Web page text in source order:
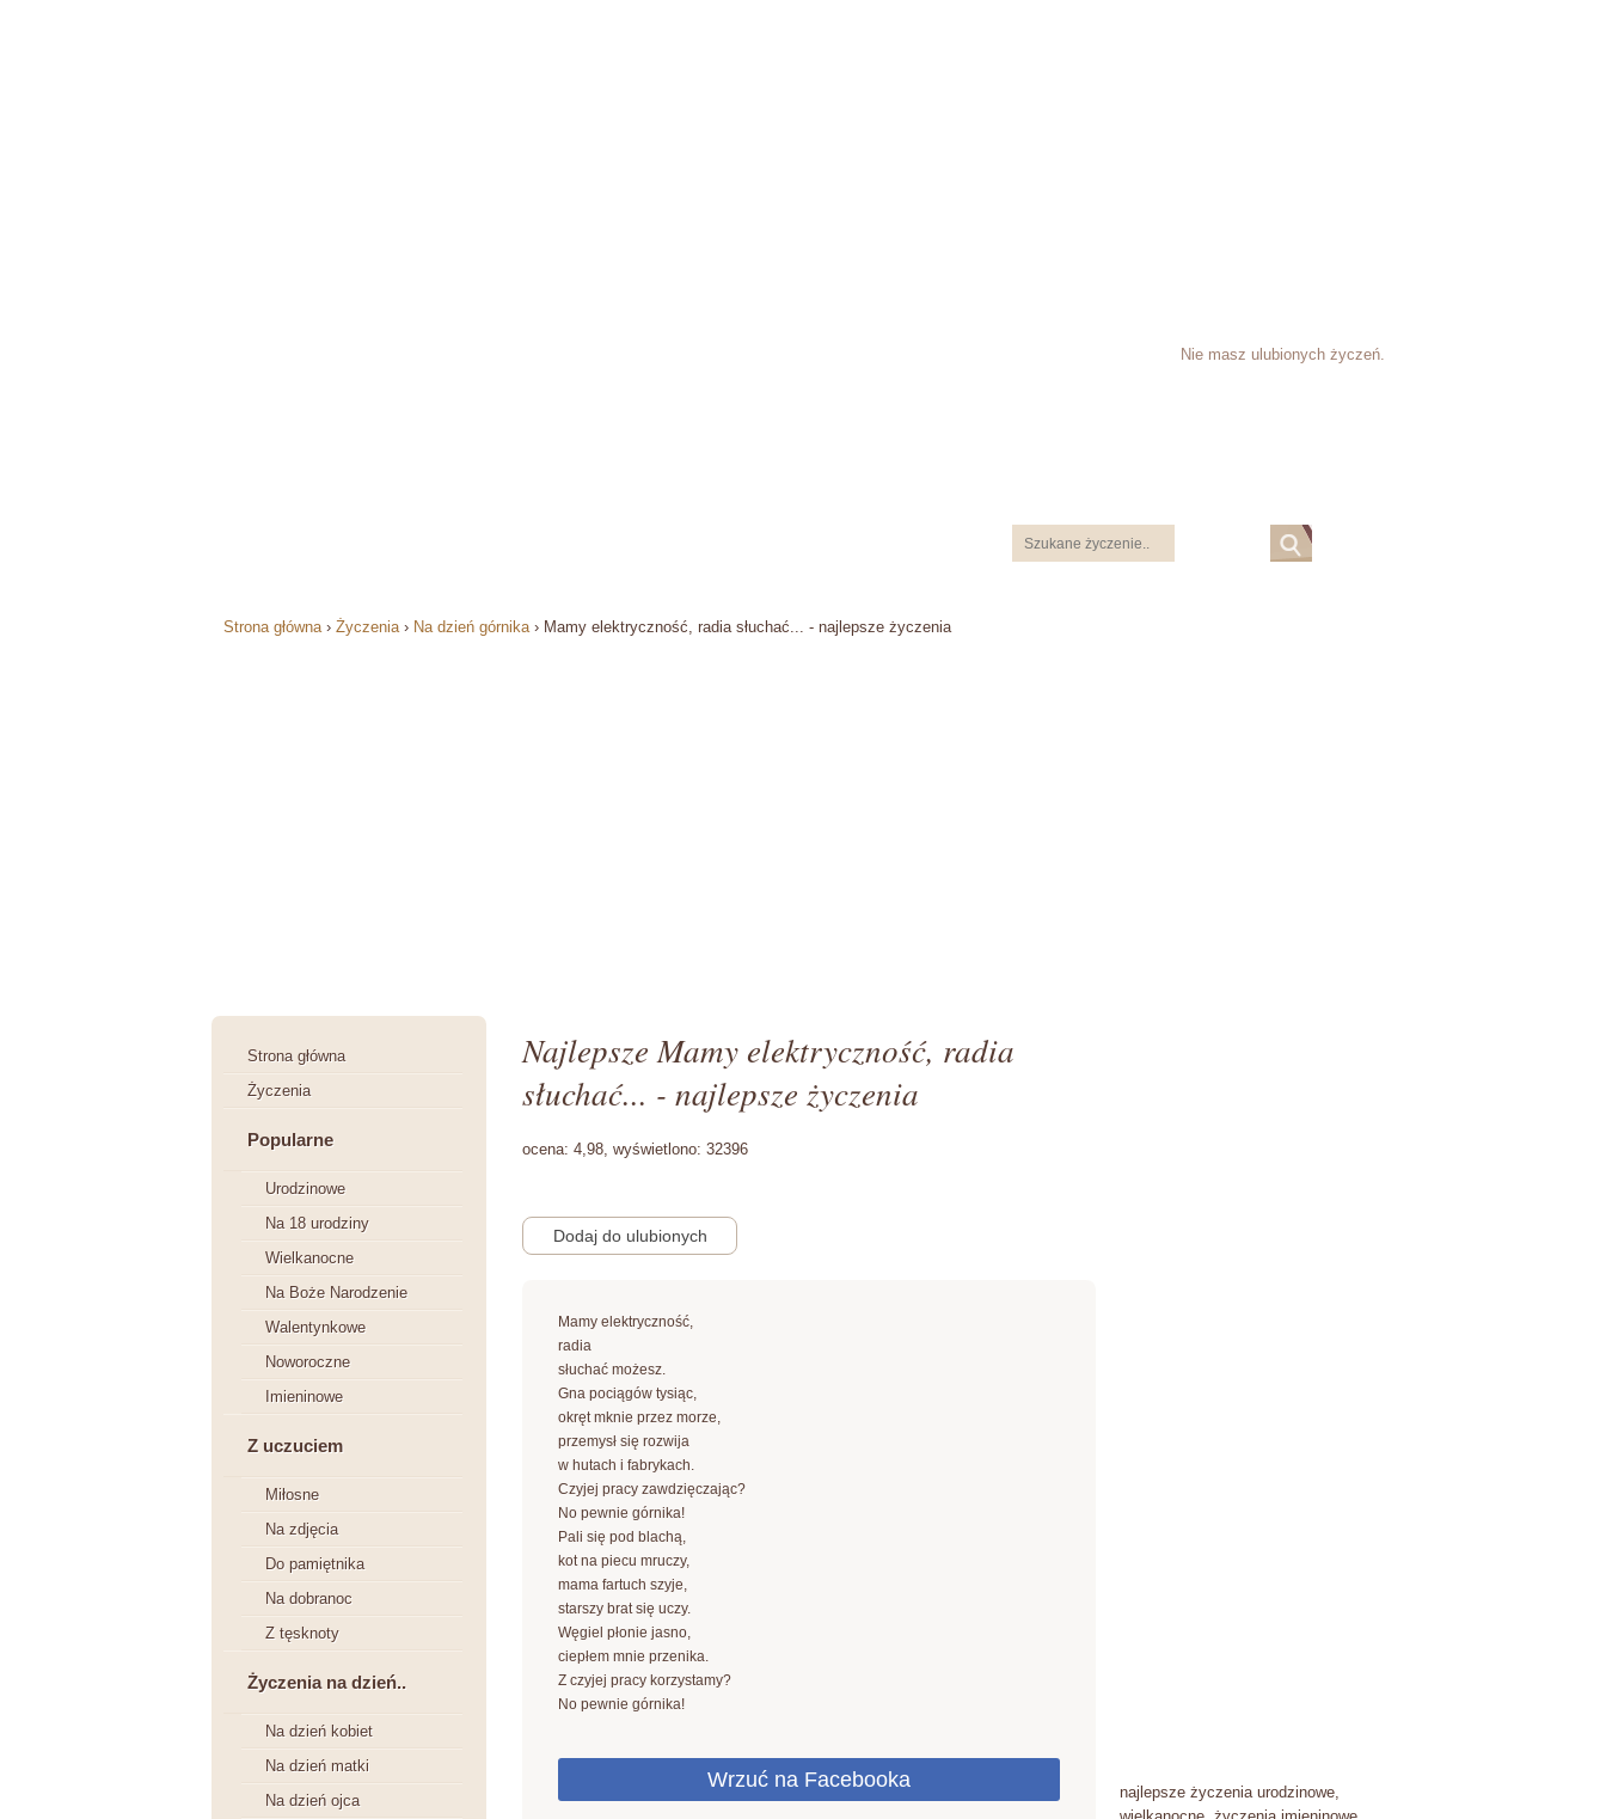
Nie masz ulubionych życzeń.
Strona główna › Życzenia › Na dzień górnika › Mamy elektryczność, radia słuchać... - najlepsze życzenia
Strona główna
Życzenia
Popularne
Urodzinowe
Na 18 urodziny
Wielkanocne
Na Boże Narodzenie
Walentynkowe
Noworoczne
Imieninowe
Z uczuciem
Miłosne
Na zdjęcia
Do pamiętnika
Na dobranoc
Z tęsknoty
Życzenia na dzień..
Na dzień kobiet
Na dzień matki
Na dzień ojca
Najlepsze Mamy elektryczność, radia
słuchać... - najlepsze życzenia
ocena: 4,98, wyświetlono: 32396
Mamy elektryczność,
radia
słuchać możesz.
Gna pociągów tysiąc,
okręt mknie przez morze,
przemysł się rozwija
w hutach i fabrykach.
Czyjej pracy zawdzięczając?
No pewnie górnika!
Pali się pod blachą,
kot na piecu mruczy,
mama fartuch szyje,
starszy brat się uczy.
Węgiel płonie jasno,
ciepłem mnie przenika.
Z czyjej pracy korzystamy?
No pewnie górnika!
najlepsze życzenia urodzinowe,